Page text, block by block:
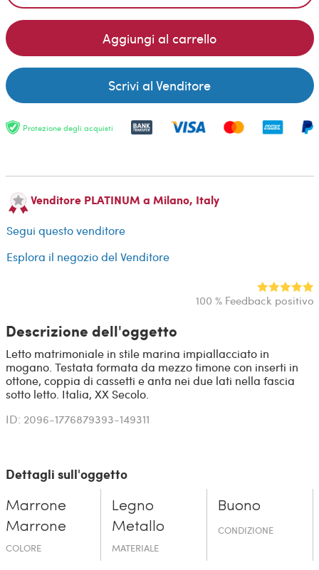
Aggiungi al carrello
Scrivi al Venditore
Protezione degli acquisti
Venditore PLATINUM a Milano, Italy
Segui questo venditore
Esplora il negozio del Venditore
100 % Feedback positivo
Descrizione dell'oggetto
Letto matrimoniale in stile marina impiallacciato in
mogano. Testata formata da mezzo timone con inserti in
ottone, coppia di cassetti e anta nei due lati nella fascia
sotto letto. Italia, XX Secolo.
ID: 2096-1776879393-149311
Dettagli sull'oggetto
Marrone
Marrone
COLORE
Legno
Metallo
MATERIALE
Buono
CONDIZIONE